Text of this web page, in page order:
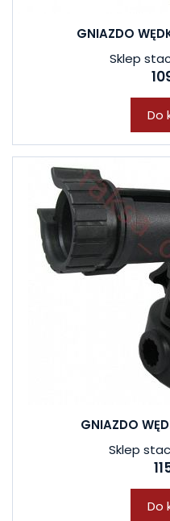
GNIAZDO
Sklep
Do
GNIAZDO
Sklep
Do